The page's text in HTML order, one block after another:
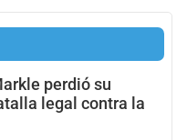
perdió su
legal contra la